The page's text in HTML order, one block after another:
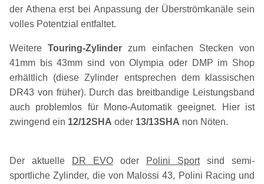
der Athena erst bei Anpassung der Überströmkanäle sein
volles Potentzial entfaltet.
WeitereTouring-Zylinder zum einfachen Stecken von
41mm bis 43mm sind von Olympia oder DMP im Shop
erhältlich (diese Zylinder entsprechen dem klassischen
DR43 von früher). Durch das breitbandige Leistungsband
auch problemlos für Mono-Automatik geeignet. Hier ist
zwingend ein 12/12SHA oder 13/13SHA non Nöten.
Der aktuelle DR EVO oder Polini Sportsind semi-
sportliche Zylinder, die von Malossi 43, Polini Racing und